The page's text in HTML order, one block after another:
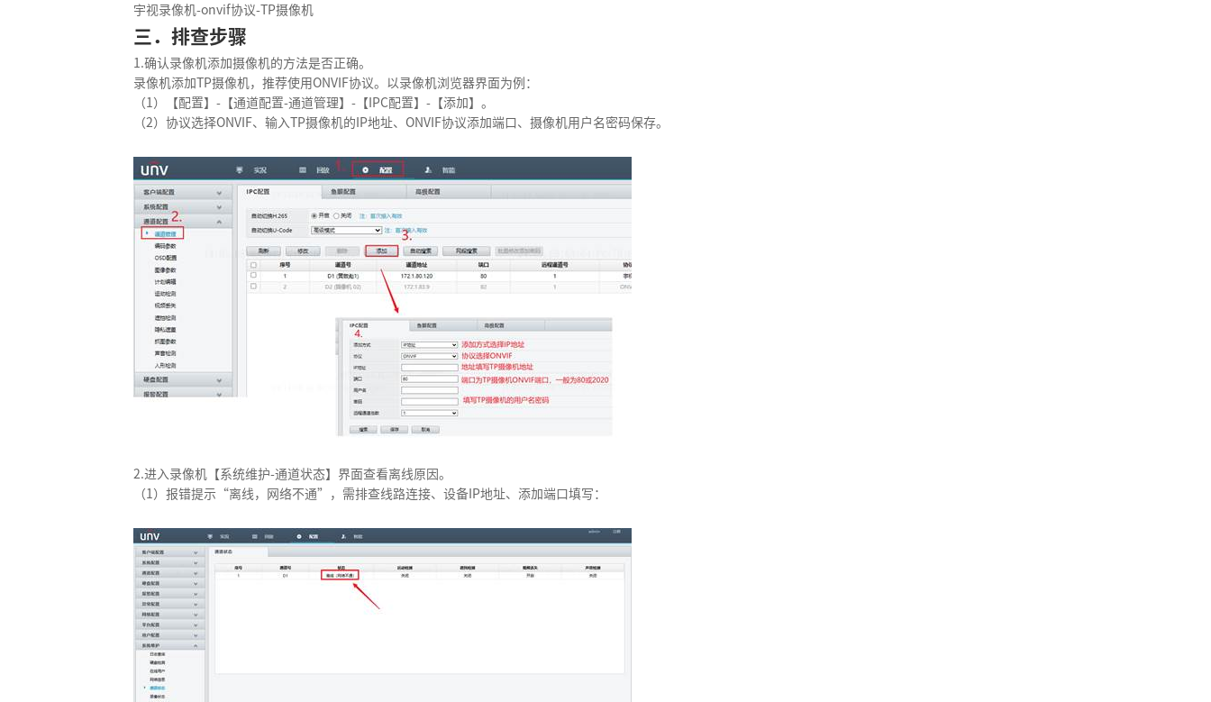
宇视录像机-onvif协议-TP摄像机
三．排查步骤
1.确认录像机添加摄像机的方法是否正确。
录像机添加TP摄像机，推荐使用ONVIF协议。以录像机浏览器界面为例：
（1）【配置】-【通道配置-通道管理】-【IPC配置】-【添加】。
（2）协议选择ONVIF、输入TP摄像机的IP地址、ONVIF协议添加端口、摄像机用户名密码保存。
2.进入录像机【系统维护-通道状态】界面查看离线原因。
（1）报错提示“离线，网络不通”，需排查线路连接、设备IP地址、添加端口填写：